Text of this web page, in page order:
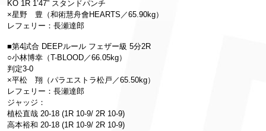
KO 1R 1’47” スタンドパンチ
×星野 豊（和術慧舟會HEARTS／65.90kg）
レフェリー：長瀬達郎
■第4試合 DEEPルール フェザー級 5分2R
○小林博幸（T-BLOOD／66.05kg）
判定3-0
×平松 翔（パラエストラ松戸／65.50kg）
レフェリー：長瀬達郎
ジャッジ：
植松直哉 20-18 (1R 10-9/ 2R 10-9)
高本裕和 20-18 (1R 10-9/ 2R 10-9)